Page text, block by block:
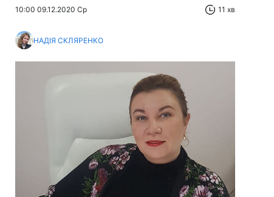
10:00 09.12.2020 Ср 11 хв
НАДІЯ СКЛЯРЕНКО